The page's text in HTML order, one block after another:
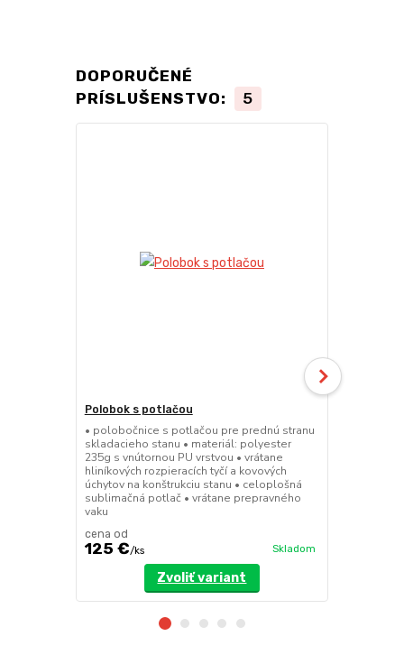
DOPORUČENÉ
PRÍSLUŠENSTVO:
5
Polobok s potlačou
• polobočnice s potlačou pre prednú stranu
skladacieho stanu • materiál: polyester
235g s vnútornou PU vrstvou • vrátane
hliníkových rozpieracích tyčí a kovových
úchytov na konštrukciu stanu • celoplošná
sublimačná potlač • vrátane prepravného
vaku
cena od
125 €/ks Skladom
Zvoliť variant